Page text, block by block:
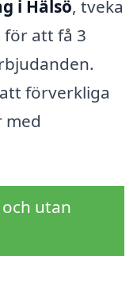
i Hälsö, tveka
att få 3
förverkliga
med
utan